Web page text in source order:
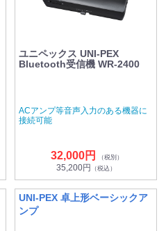
ユニペックス UNI-PEX
Bluetooth受信機 WR-2400
ACアンプ等音声入力のある機器に
接続可能
32,000円 （税別）
35,200円 （税込）
UNI-PEX 卓上形ベーシックア
ンプ